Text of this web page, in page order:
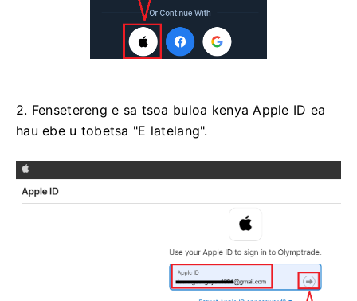
2. Fensetereng e sa tsoa buloa kenya Apple ID ea
hau ebe u tobetsa "E latelang".